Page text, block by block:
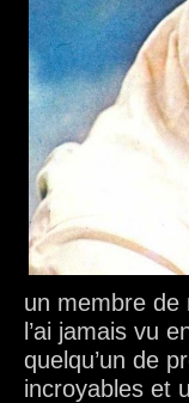
un membre de
l’ai jamais vu
quelqu’un de
incroyables et